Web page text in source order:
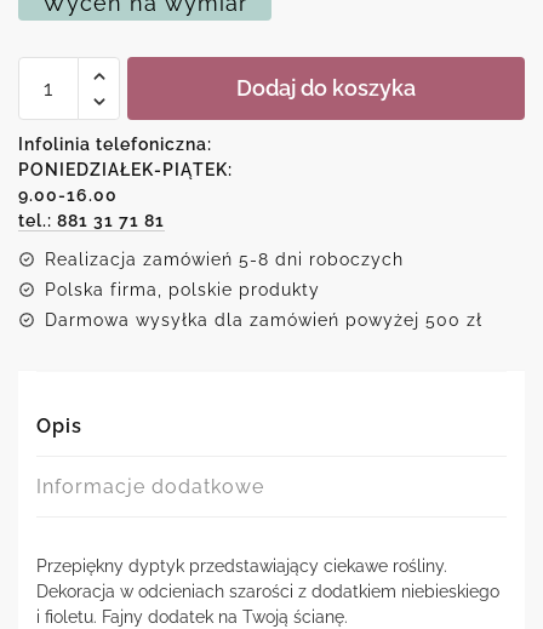
Plakat
Rośliny
Dodaj do koszyka
Infolinia telefoniczna:
PONIEDZIAŁEK-PIĄTEK:
9.00-16.00
tel.: 881 31 71 81
Realizacja zamówień 5-8 dni roboczych
Polska firma, polskie produkty
Darmowa wysyłka dla zamówień powyżej 500 zł
Opis
Informacje dodatkowe
Przepiękny dyptyk przedstawiający ciekawe rośliny.
Dekoracja w odcieniach szarości z dodatkiem niebieskiego
i fioletu. Fajny dodatek na Twoją ścianę.